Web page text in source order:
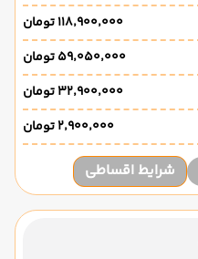
۱۱۸٬۹۰۰٬۰۰۰ تومان
۵۹٬۰۵۰٬۰۰۰ تومان
۳۲٬۹۰۰٬۰۰۰ تومان
۲٬۹۰۰٬۰۰۰ تومان
شرایط اقساطی